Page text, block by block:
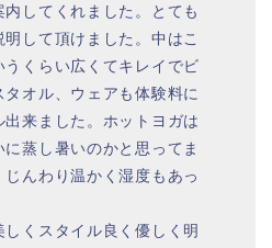
してくれました。とても
して頂けました。中はこ
くらい広くてキレイでビ
オル、ウェアも体験料に
来ました。ホットヨガは
蒸し暑いのかと思ってま
んわり温かく湿度もあっ
くスタイル良く優しく明